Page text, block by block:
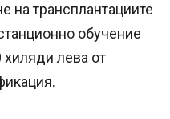
на трансплантациите
обучение
хиляди лева от